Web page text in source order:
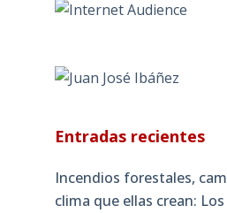
Entradas recientes
Incendios forestales,
clima que ellas crean: Los